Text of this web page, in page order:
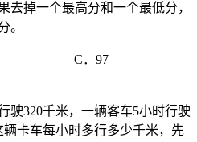
去掉一个最高分和一个最低分，
。
92 C．97
驶320千米，一辆客车5小时行驶
卡车每小时多行多少千米，先